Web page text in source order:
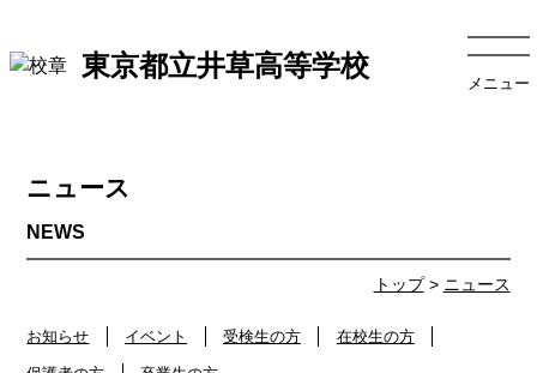
東京都立井草高等学校
メニュー
トップ> ニュース
ニュース
お知らせ イベント 受検生の方 在校生の方